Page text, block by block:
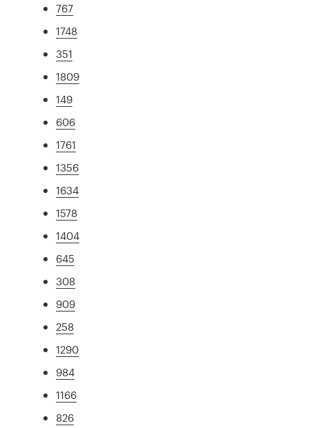
767
1748
351
1809
149
606
1761
1356
1634
1578
1404
645
308
909
258
1290
984
1166
826